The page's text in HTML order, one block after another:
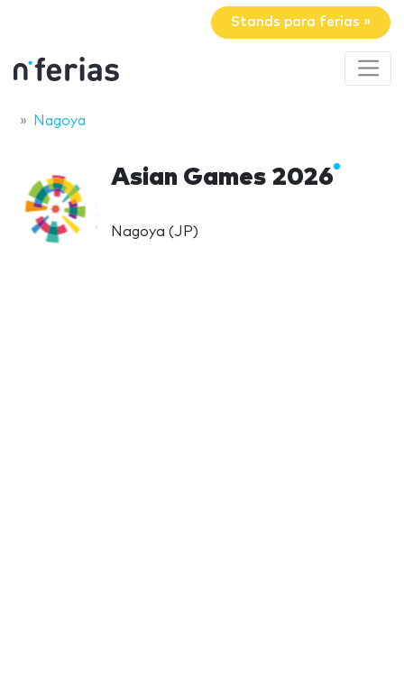
Stands para ferias »
Nagoya
Asian Games 2026
Nagoya (JP)